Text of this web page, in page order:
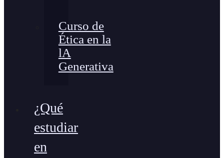
Curso de
Ética en la
lA
Generativa
¿Qué
estudiar
en